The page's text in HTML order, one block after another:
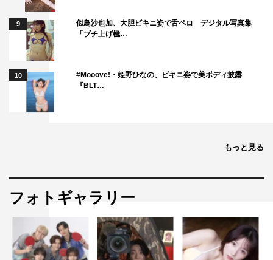
グレイトギフト
9
似鳥沙也加、大胆ビキニ姿で舌ペロ デジタル写真集
「ブチ上げ極…
10
#Mooove!・姫野ひなの、ビキニ姿で美ボディ披露
『BLT…
もっと見る
フォトギャラリー